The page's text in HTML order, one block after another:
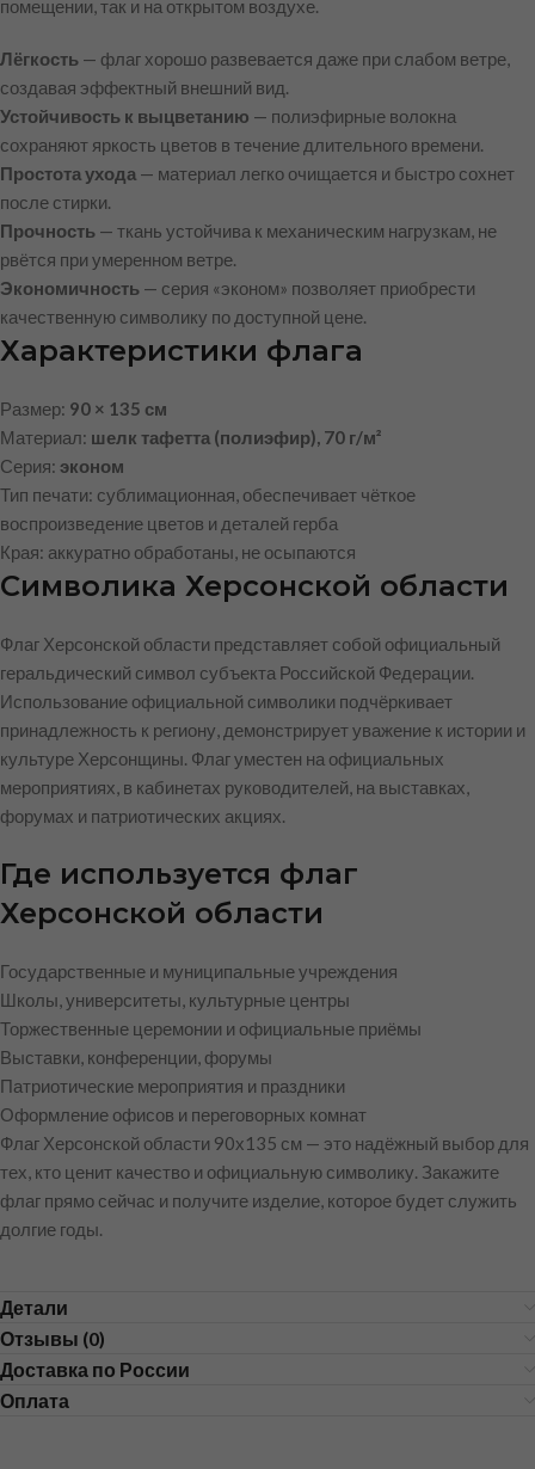
помещении, так и на открытом воздухе.
Лёгкость — флаг хорошо развевается даже при слабом ветре,
создавая эффектный внешний вид.
Устойчивость к выцветанию — полиэфирные волокна
сохраняют яркость цветов в течение длительного времени.
Простота ухода — материал легко очищается и быстро сохнет
после стирки.
Прочность — ткань устойчива к механическим нагрузкам, не
рвётся при умеренном ветре.
Экономичность — серия «эконом» позволяет приобрести
качественную символику по доступной цене.
Характеристики флага
Размер: 90 × 135 см
Материал: шелк тафетта (полиэфир), 70 г/м²
Серия: эконом
Тип печати: сублимационная, обеспечивает чёткое
воспроизведение цветов и деталей герба
Края: аккуратно обработаны, не осыпаются
Символика Херсонской области
Флаг Херсонской области представляет собой официальный
геральдический символ субъекта Российской Федерации.
Использование официальной символики подчёркивает
принадлежность к региону, демонстрирует уважение к истории и
культуре Херсонщины. Флаг уместен на официальных
мероприятиях, в кабинетах руководителей, на выставках,
форумах и патриотических акциях.
Где используется флаг
Херсонской области
Государственные и муниципальные учреждения
Школы, университеты, культурные центры
Торжественные церемонии и официальные приёмы
Выставки, конференции, форумы
Патриотические мероприятия и праздники
Оформление офисов и переговорных комнат
Флаг Херсонской области 90х135 см — это надёжный выбор для
тех, кто ценит качество и официальную символику. Закажите
флаг прямо сейчас и получите изделие, которое будет служить
долгие годы.
Детали
Отзывы (0)
Доставка по России
Оплата